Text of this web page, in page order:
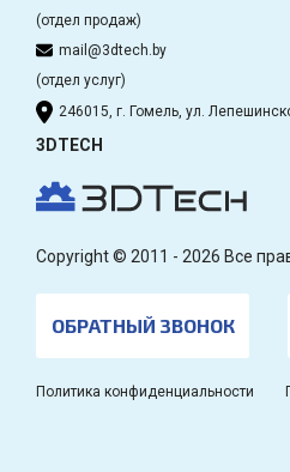
(отдел продаж)
mail@3dtech.by
(отдел услуг)
246015, г. Гомель, ул.
3DTECH
Copyright © 2011 - 2026 Все
ОБРАТНЫЙ ЗВОНОК
Политика конфиденциальности